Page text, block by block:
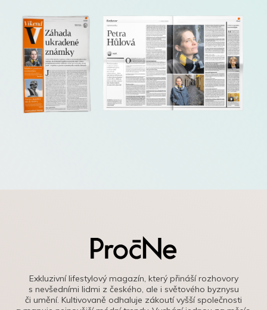
Exkluzivní lifestylový magazín, který přináší rozhovory
s nevšedními lidmi z českého, ale i světového byznysu
či umění. Kultivovaně odhaluje zákoutí vyšší společnosti